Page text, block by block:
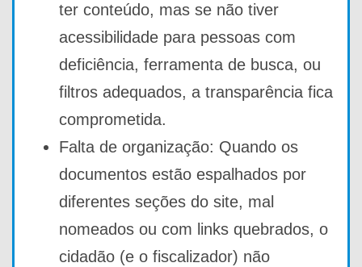
ter conteúdo, mas se não tiver
acessibilidade para pessoas com
deficiência, ferramenta de busca, ou
filtros adequados, a transparência fica
comprometida.
Falta de organização: Quando os
documentos estão espalhados por
diferentes seções do site, mal
nomeados ou com links quebrados, o
cidadão (e o fiscalizador) não